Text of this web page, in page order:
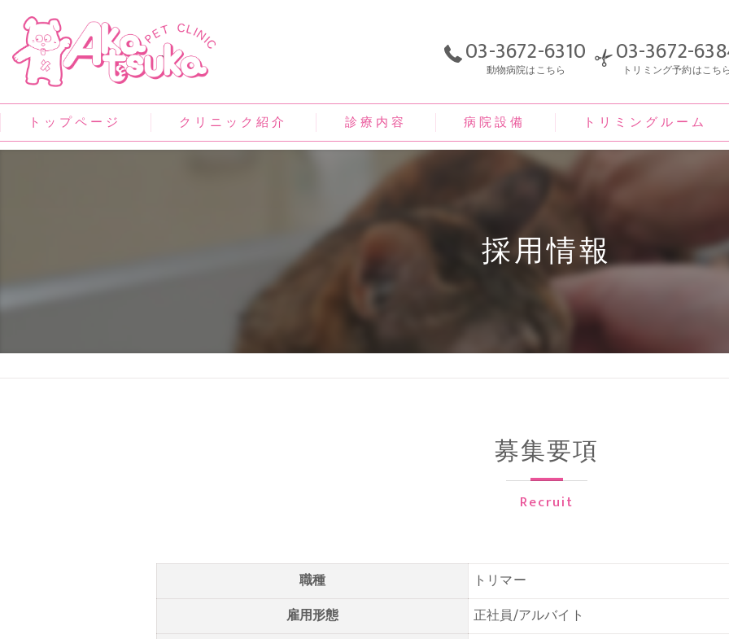
03-3672-6310
動物病院はこちら
03-3672-
トリミング予約はこちら
トップページ クリニック紹介 診療内容 病院設備 トリミングルーム
採用情報
募集要項
Recruit
職種
トリマー
雇用形態
正社員/アルバイト